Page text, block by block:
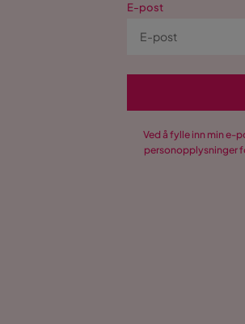
E-post
Ved å fylle inn min e-
personopplysninger